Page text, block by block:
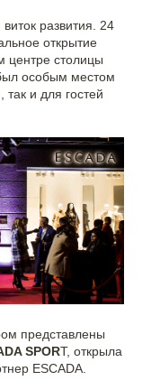
развития. 24
открытие
центре столицы
особым местом
и для гостей
представлены
SPORT, открыла
ESCADA.